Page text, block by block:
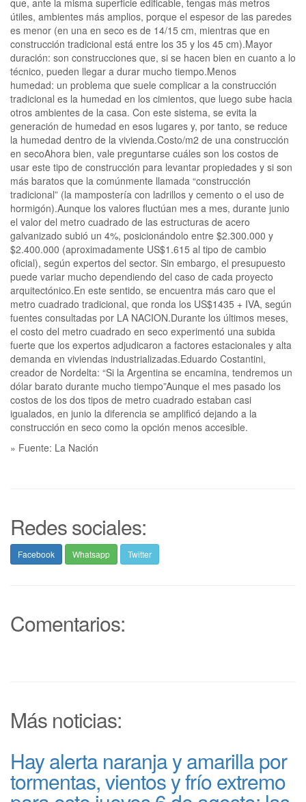
útiles, ambientes más amplios, porque el espesor de las paredes
es menor (en una en seco es de 14/15 cm, mientras que en
construcción tradicional está entre los 35 y los 45 cm).Mayor
duración: son construcciones que, si se hacen bien en cuanto a lo
técnico, pueden llegar a durar mucho tiempo.Menos
humedad: un problema que suele complicar a la construcción
tradicional es la humedad en los cimientos, que luego sube hacia
otros ambientes de la casa. Con este sistema, se evita la
generación de humedad en esos lugares y, por tanto, se reduce
la humedad dentro de la vivienda.Costo/m2 de una construcción
en secoAhora bien, vale preguntarse cuáles son los costos de
usar este tipo de construcción para levantar propiedades y si son
más baratos que la comúnmente llamada “construcción
tradicional” (la mampostería con ladrillos y cemento o el uso de
hormigón).Aunque los valores fluctúan mes a mes, durante junio
el valor del metro cuadrado de las estructuras de acero
galvanizado subió un 4%, posicionándolo entre $2.300.000 y
$2.400.000 (aproximadamente US$1.615 al tipo de cambio
oficial), según expertos del sector. Sin embargo, el presupuesto
puede variar mucho dependiendo del caso de cada proyecto
arquitectónico.En este sentido, se encuentra más caro que el
metro cuadrado tradicional, que ronda los US$1435 + IVA, según
fuentes consultadas por LA NACION.Durante los últimos meses,
el costo del metro cuadrado en seco experimentó una subida
fuerte que los expertos adjudicaron a factores estacionales y alta
demanda en viviendas industrializadas.Eduardo Costantini,
creador de Nordelta: “Si la Argentina se encamina, tendremos un
dólar barato durante mucho tiempo”Aunque el mes pasado los
costos de los dos tipos de metro cuadrado estaban casi
igualados, en junio la diferencia se amplificó dejando a la
construcción en seco como la opción menos accesible.
» Fuente: La Nación
Redes sociales:
Facebook Whatsapp Twitter
Comentarios:
Más noticias:
Hay alerta naranja y amarilla por
tormentas, vientos y frío extremo